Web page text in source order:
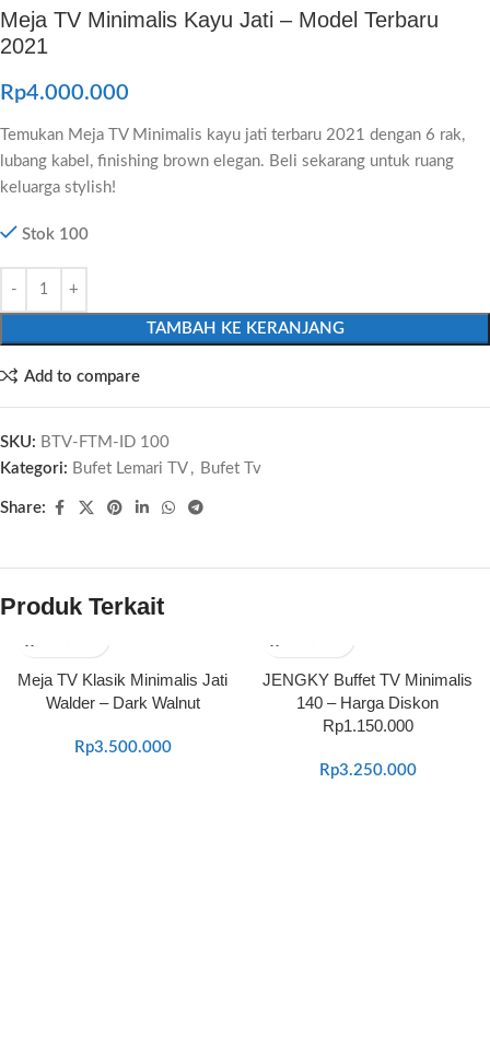
Meja TV Minimalis Kayu Jati – Model Terbaru
2021
Rp4.000.000
Temukan Meja TV Minimalis kayu jati terbaru 2021 dengan 6 rak,
lubang kabel, finishing brown elegan. Beli sekarang untuk ruang
keluarga stylish!
Stok 100
TAMBAH KE KERANJANG
Add to compare
SKU: BTV-FTM-ID 100
Kategori: Bufet Lemari TV , Bufet Tv
Share:
Produk Terkait
Meja TV Klasik Minimalis Jati
Walder – Dark Walnut
Rp3.500.000
JENGKY Buffet TV Minimalis
140 – Harga Diskon
Rp1.150.000
Rp3.250.000